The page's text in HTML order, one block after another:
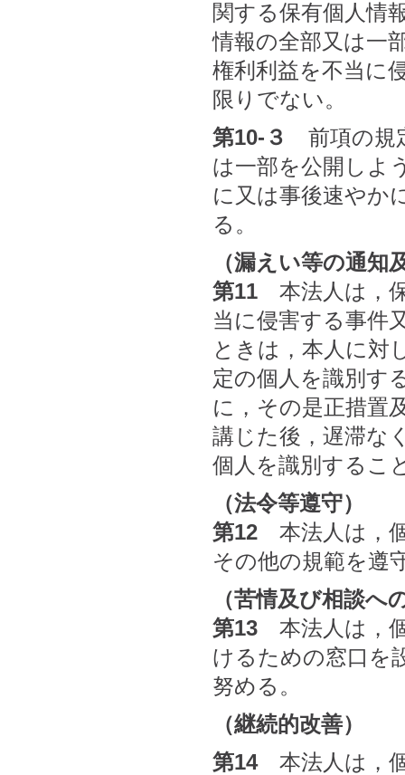
関する保有個人情
情報の全部又は一
権利利益を不当に
限りでない。
第10-３
前項の規
は一部を公開しよ
に又は事後速やか
る。
（漏えい等の通知
第11 本法人は，
当に侵害する事件
ときは，本人に対
定の個人を識別す
に，その是正措置
講じた後，遅滞な
個人を識別するこ
（法令等遵守）
第12 本法人は，
その他の規範を遵
（苦情及び相談へ
第13 本法人は，
けるための窓口を
努める。
（継続的改善）
第14本法人は，個